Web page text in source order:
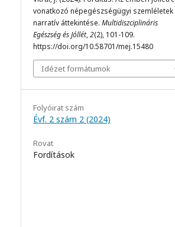
vonatkozó népegészségügyi szemléletek
narratív áttekintése. Multidiszciplináris
Egészség és Jóllét,2(2), 101-109.
https://doi.org/10.58701/mej.15480
Idézet formátumok
Folyóirat szám
Évf. 2 szám 2 (2024)
Rovat
Fordítások